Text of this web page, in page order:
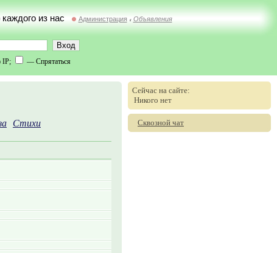
из нас Администрация // Объявления
IP; — Спрятаться
Стихи
Сейчас на сайте:
Никого нет
Сквозной чат